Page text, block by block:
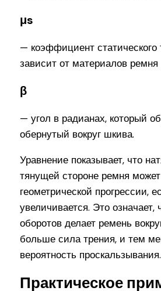
μs
— коэффициент статического
зависит от материалов ремня
β
— угол в радианах, который
обернутый вокруг шкива.
Уравнение показывает, что
тянущей стороне ремня
геометрической прогрессии,
увеличивается. Это
оборотов делает ремень
больше сила трения, и тем
вероятность проскальзывания.
Практическое